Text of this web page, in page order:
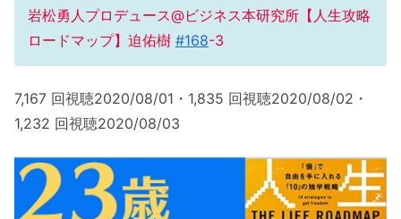
岩松勇人プロデュース@ビジネス本研究所【人生攻略
ロードマップ】迫佑樹 #168-3
7,167 回視聴2020/08/01・1,835 回視聴2020/08/02・
1,232 回視聴2020/08/03